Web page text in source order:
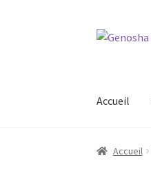
Aller
Aller
Accueil
Accueil Cart
Accueil